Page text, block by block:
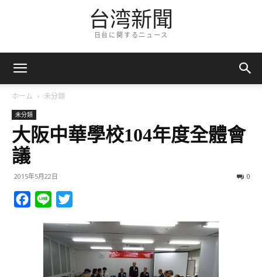
台湾新聞
日台に関するニュース
ホーム 未分類
未分類
大阪中華學校104年度全體會
議
2015年5月22日 0
Facebook
Line